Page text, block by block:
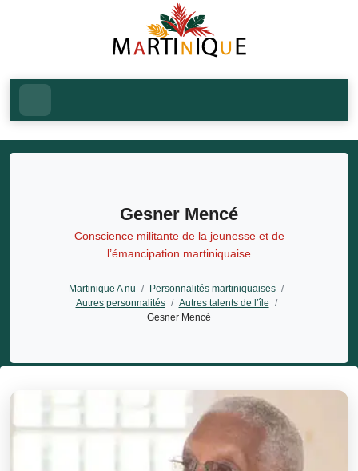
Gesner Mencé
Conscience militante de la jeunesse et de
l’émancipation martiniquaise
Martinique A nu / Personnalités martiniquaises /
Autres personnalités / Autres talents de l’île
/
Gesner Mencé